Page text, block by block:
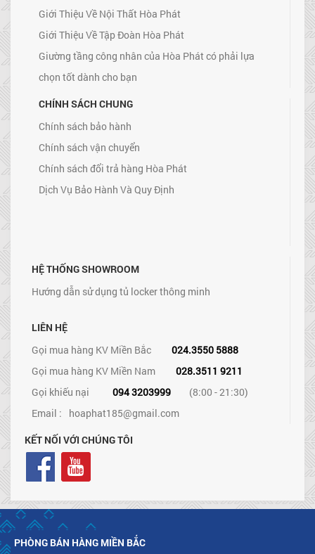
Giới Thiệu Về Nội Thất Hòa Phát
Giới Thiệu Về Tập Đoàn Hòa Phát
Giường tầng công nhân của Hòa Phát có phải lựa
chọn tốt dành cho bạn
CHÍNH SÁCH CHUNG
Chính sách bảo hành
Chính sách vận chuyển
Chính sách đổi trả hàng Hòa Phát
Dịch Vụ Bảo Hành Và Quy Định
HỆ THỐNG SHOWROOM
Hướng dẫn sử dụng tủ locker thông minh
LIÊN HỆ
Gọi mua hàng KV Miền Bắc
024.3550 5888
Gọi mua hàng KV Miền Nam
028.3511 9211
Gọi khiếu nại
094 3203999
(8:00 - 21:30)
Email : hoaphat185@gmail.com
KẾT NỐI VỚI CHÚNG TÔI
PHÒNG BÁN HÀNG MIỀN BẮC